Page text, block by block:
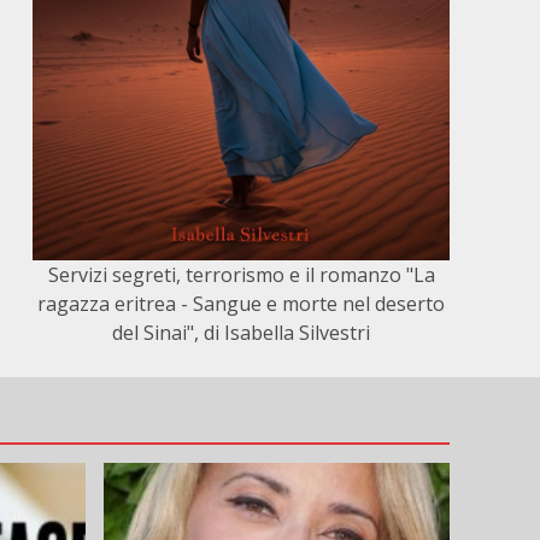
Servizi segreti, terrorismo e il romanzo "La
ragazza eritrea - Sangue e morte nel deserto
del Sinai", di Isabella Silvestri